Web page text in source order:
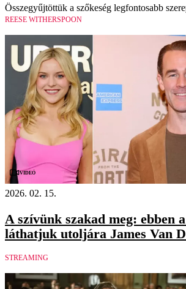
Összegyűjtöttük a szőkeség legfontosabb
REESE WITHERSPOON
Videó
2026. 02. 15.
A szívünk szakad meg: ebben
láthatjuk utoljára James Van
STREAMING